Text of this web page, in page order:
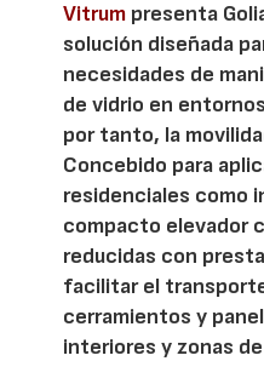
Vitrum presenta
solución diseñada
necesidades de
de vidrio en
por tanto, la
Concebido para
residenciales como
compacto elevador
reducidas con
facilitar el
cerramientos y
interiores y zonas